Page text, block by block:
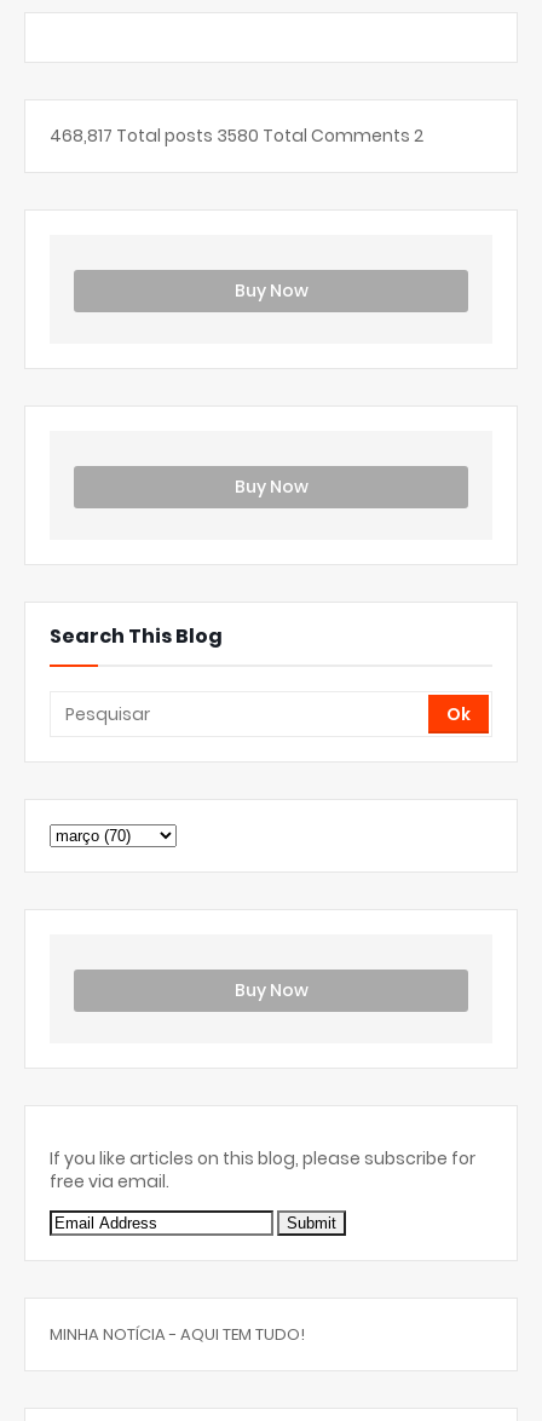
468,817 Total posts 3580 Total Comments 2
Buy Now
Buy Now
Search This Blog
Buy Now
If you like articles on this blog, please subscribe for
free via email.
MINHA NOTÍCIA - AQUI TEM TUDO!